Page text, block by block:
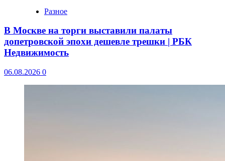
Разное
В Москве на торги выставили палаты
допетровской эпохи дешевле трешки | РБК
Недвижимость
06.08.2026 0